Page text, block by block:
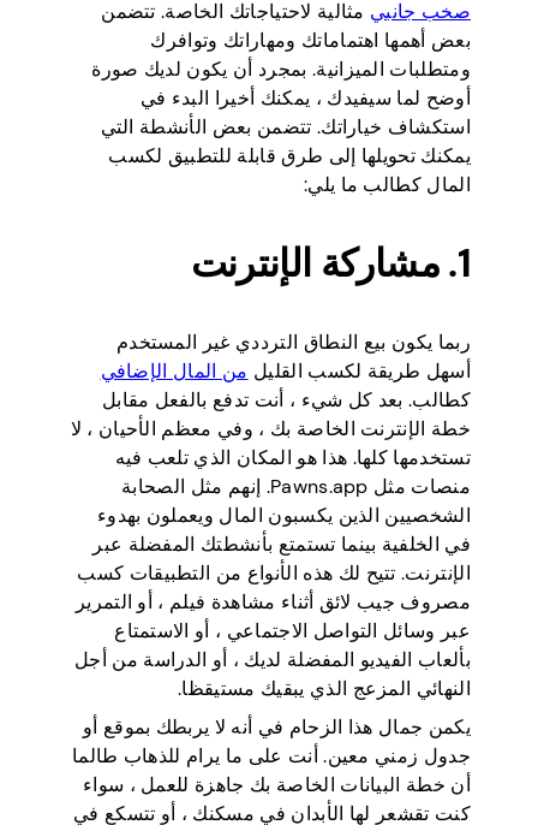
صخب جانبي مثالية لاحتياجاتك الخاصة. تتضمن
بعض أهمها اهتماماتك ومهاراتك وتوافرك
ومتطلبات الميزانية. بمجرد أن يكون لديك صورة
أوضح لما سيفيدك ، يمكنك أخيرا البدء في
استكشاف خياراتك. تتضمن بعض الأنشطة التي
يمكنك تحويلها إلى طرق قابلة للتطبيق لكسب
المال كطالب ما يلي:
1. مشاركة الإنترنت
ربما يكون بيع النطاق الترددي غير المستخدم
أسهل طريقة لكسب القليل من المال الإضافي
كطالب. بعد كل شيء ، أنت تدفع بالفعل مقابل
خطة الإنترنت الخاصة بك ، وفي معظم الأحيان ، لا
تستخدمها كلها. هذا هو المكان الذي تلعب فيه
منصات مثل Pawns.app. إنهم مثل الصحابة
الشخصيين الذين يكسبون المال ويعملون بهدوء
في الخلفية بينما تستمتع بأنشطتك المفضلة عبر
الإنترنت. تتيح لك هذه الأنواع من التطبيقات كسب
مصروف جيب لائق أثناء مشاهدة فيلم ، أو التمرير
عبر وسائل التواصل الاجتماعي ، أو الاستمتاع
بألعاب الفيديو المفضلة لديك ، أو الدراسة من أجل
النهائي المزعج الذي يبقيك مستيقظا.
يكمن جمال هذا الزحام في أنه لا يربطك بموقع أو
جدول زمني معين. أنت على ما يرام للذهاب طالما
أن خطة البيانات الخاصة بك جاهزة للعمل ، سواء
كنت تقشعر لها الأبدان في مسكنك ، أو تتسكع في